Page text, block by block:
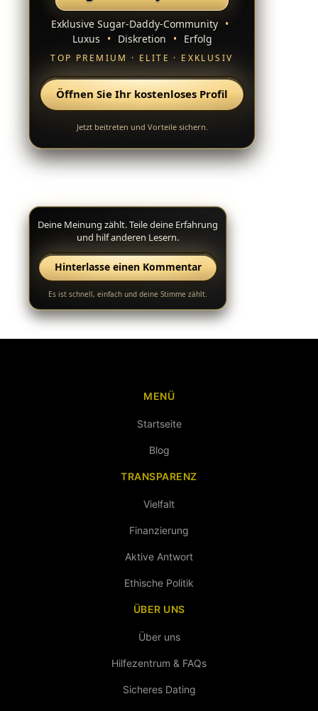
Exklusive Sugar-Daddy-Community •
Luxus
• Diskretion • Erfolg
TOP PREMIUM · ELITE · EXKLUSIV
Öffnen Sie Ihr kostenloses Profil
Jetzt beitreten und Vorteile sichern.
Deine Meinung zählt. Teile deine Erfahrung
und hilf anderen Lesern.
Hinterlasse einen Kommentar
Es ist schnell, einfach und deine Stimme zählt.
MENÜ
Startseite
Blog
TRANSPARENZ
Vielfalt
Finanzierung
Aktive Antwort
Ethische Politik
ÜBER UNS
Über uns
Hilfezentrum & FAQs
Sicheres Dating